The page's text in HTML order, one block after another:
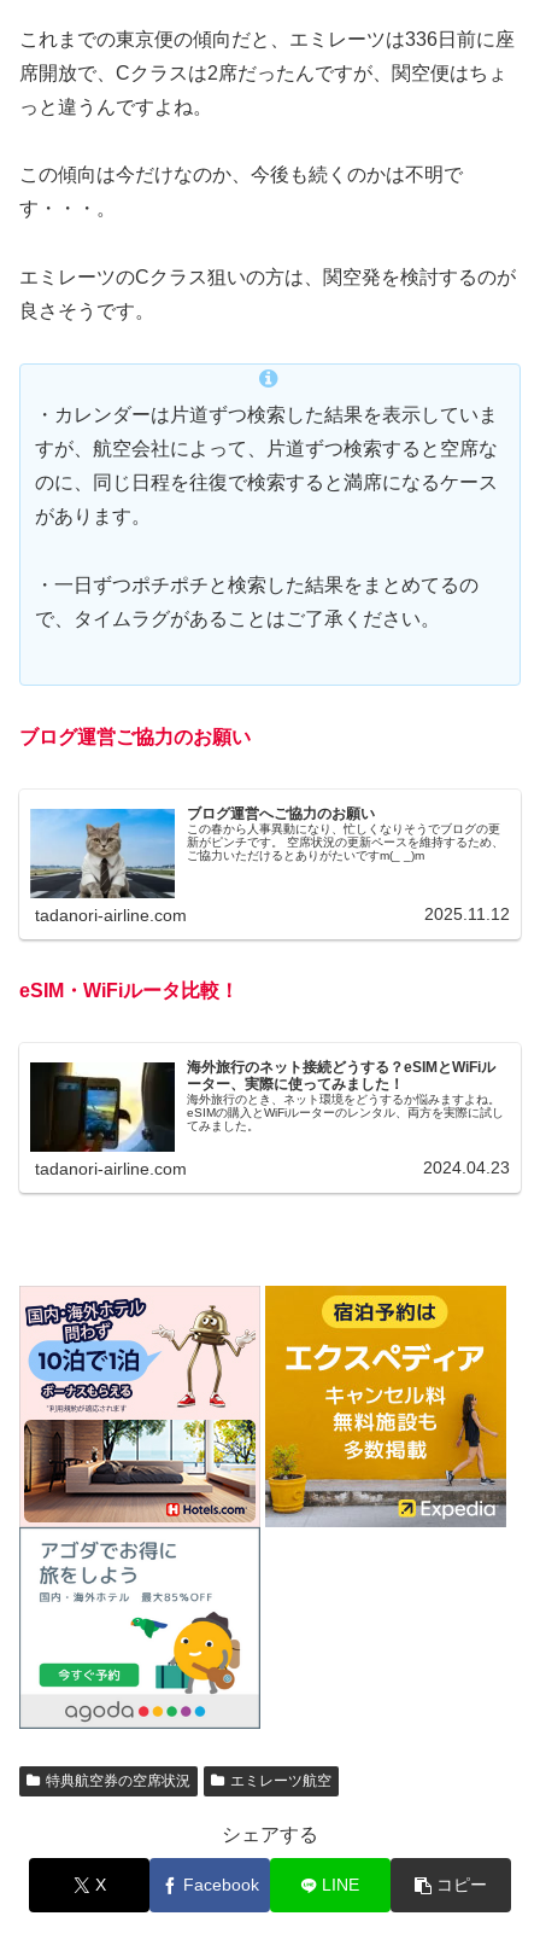
これまでの東京便の傾向だと、エミレーツは336日前に座
席開放で、Cクラスは2席だったんですが、関空便はちょ
っと違うんですよね。
この傾向は今だけなのか、今後も続くのかは不明で
す・・・。
エミレーツのCクラス狙いの方は、関空発を検討するのが
良さそうです。
・カレンダーは片道ずつ検索した結果を表示していま
すが、航空会社によって、片道ずつ検索すると空席な
のに、同じ日程を往復で検索すると満席になるケース
があります。
・一日ずつポチポチと検索した結果をまとめてるの
で、タイムラグがあることはご了承ください。
ブログ運営ご協力のお願い
ブログ運営へご協力のお願い
この春から人事異動になり、忙しくなりそうでブログの更
新がピンチです。 空席状況の更新ペースを維持するため、
ご協力いただけるとありがたいですm(_ _)m
tadanori-airline.com 2025.11.12
eSIM・WiFiルータ比較！
海外旅行のネット接続どうする？eSIMとWiFiル
ーター、実際に使ってみました！
海外旅行のとき、ネット環境をどうするか悩みますよね。
eSIMの購入とWiFiルーターのレンタル、両方を実際に試し
てみました。
tadanori-airline.com 2024.04.23
特典航空券の空席状況 エミレーツ航空
シェアする
X Facebook LINE コピー